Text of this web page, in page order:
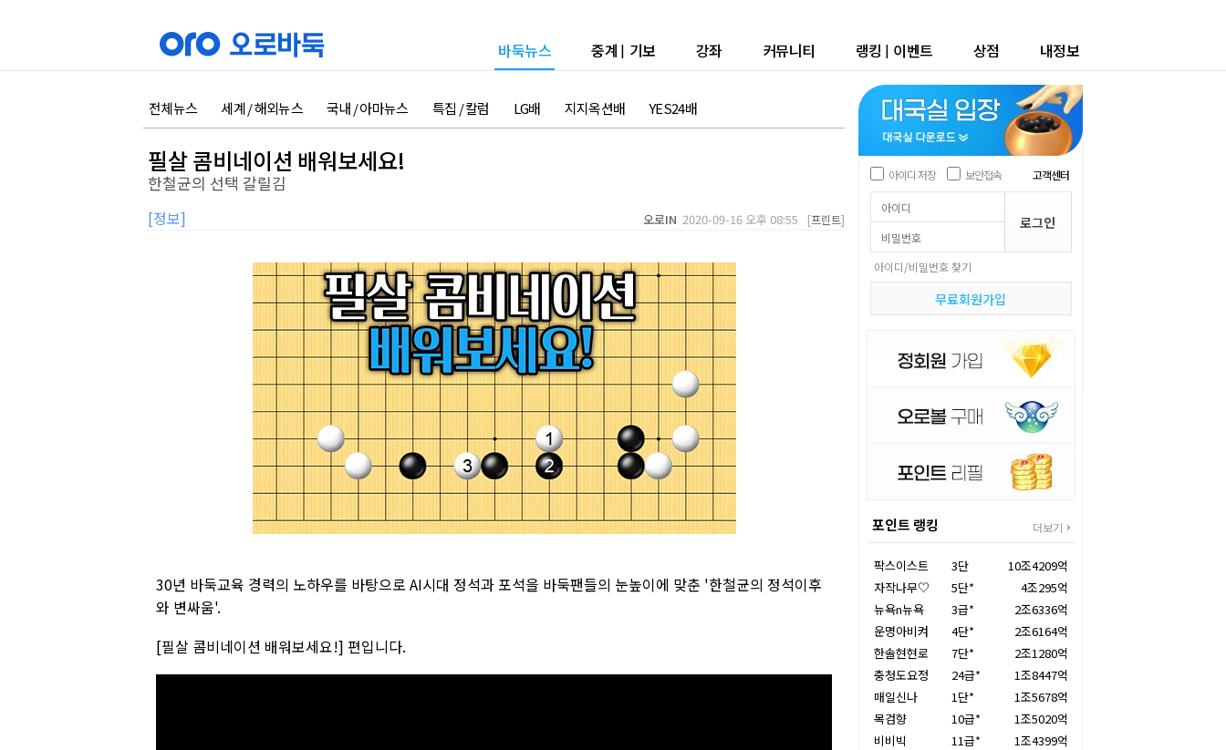
바둑뉴스 중계 | 기보 강좌 커뮤니티 랭킹 | 이벤트 상점 내정보
전체뉴스 세계 / 해외뉴스 국내 / 아마뉴스 특집 / 칼럼 LG배 지지옥션배 YES24배
필살 콤비네이션 배워보세요!
한철균의 선택 갈릴김
[정보] 오로IN 2020-09-16 오후 08:55 [프린트]
30년 바둑교육 경력의 노하우를 바탕으로 AI시대 정석과 포석을 바둑팬들의 눈높이에 맞춘 '한철균의 정석이후
와 변싸움'.
[필살 콤비네이션 배워보세요!] 편입니다.
아이디 저장 보안접속 고객센터
아이디/비밀번호 찾기
무료회원가입
포인트 랭킹 더보기
팍스이스트 3단
10조4209억
자작나무♡
5단*
4조295억
뉴욕n뉴욕
3급*
2조6336억
운명아비켜
4단*
2조6164억
한솔현현로
7단*
2조1280억
충청도요정
24급*
1조8447억
매일신나
1단*
1조5678억
목검향
10급*
1조5020억
비비빅
11급*
1조4399억